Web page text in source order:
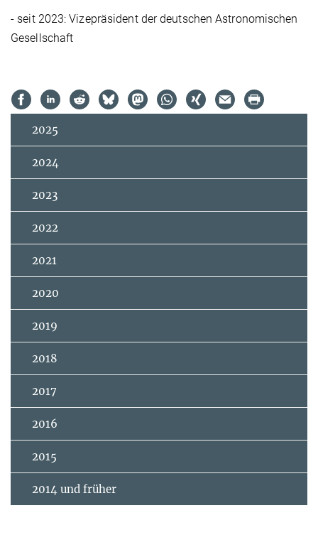
- seit 2023: Vizepräsident der deutschen Astronomischen
Gesellschaft
2025
2024
2023
2022
2021
2020
2019
2018
2017
2016
2015
2014 und früher